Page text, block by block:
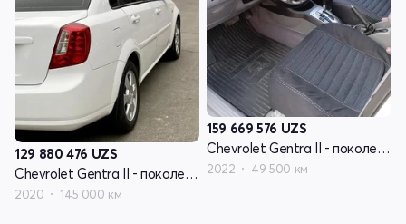
129 880 476 UZS
Chevrolet Gentra II - поколение
2020 145 000 км
159 669 576 UZS
Chevrolet Gentra II - поколение
2022 49 500 км